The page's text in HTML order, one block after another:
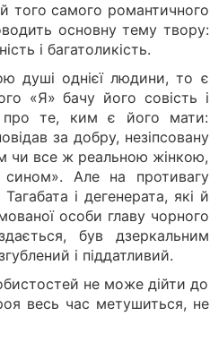
того самого романтичного
основну тему твору:
і багатоликість.
душі однієї людини, то є
«Я» бачу його совість і
про те, ким є його мати:
за добру, незіпсовану
чи все ж реальною жінкою,
сином». Але на противагу
і дегенерата, які й
особи главу чорного
був дзеркальним
і піддатливий.
не може дійти до
весь час метушиться, не